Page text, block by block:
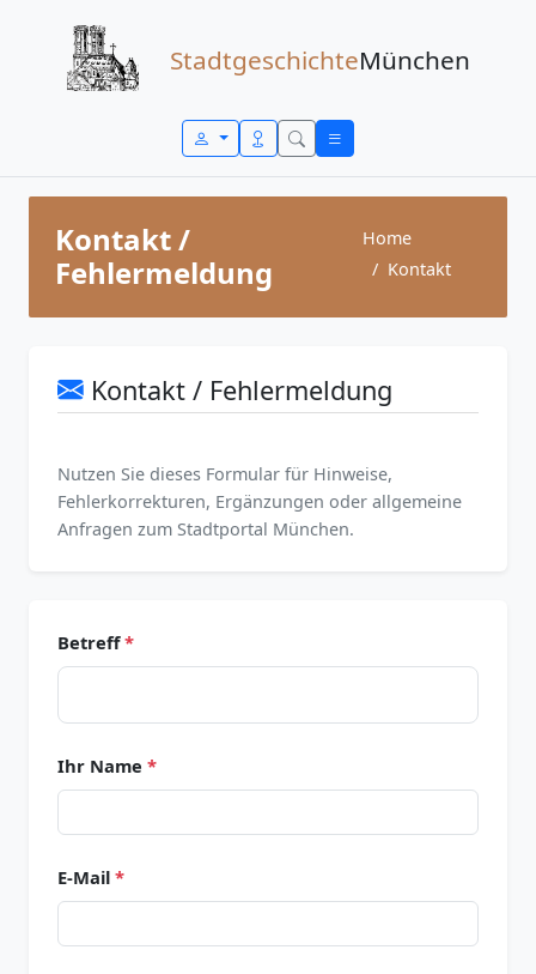
StadtgeschichteMünchen
Kontakt /
Fehlermeldung
Home
Kontakt
Kontakt / Fehlermeldung
Nutzen Sie dieses Formular für Hinweise,
Fehlerkorrekturen, Ergänzungen oder allgemeine
Anfragen zum Stadtportal München.
Betreff*
Ihr Name *
E-Mail *